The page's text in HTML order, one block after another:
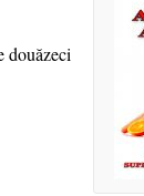
douăzeci